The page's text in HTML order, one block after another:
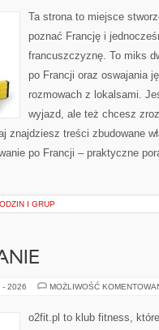
Ta strona to miejsce
poznać Francję i
francuszczyznę. To miks
po Francji oraz oswajania
rozmowach z lokalsami.
wyjazd, ale też chcesz
znajdziesz treści zbudowane
po Francji – praktyczne
I GRUP
- 2026 MOŻLIWOŚĆ
o2fit.pl to klub fitness,